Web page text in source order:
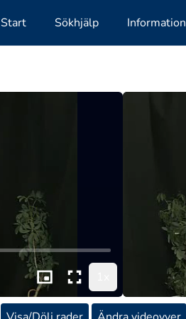
Start Sökhjälp Information